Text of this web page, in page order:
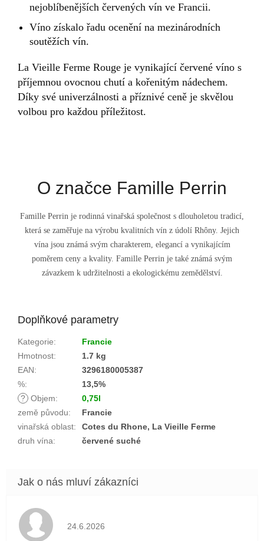
nejoblíbenějších červených vín ve Francii.
Víno získalo řadu ocenění na mezinárodních
soutěžích vín.
La Vieille Ferme Rouge je vynikající červené víno s
příjemnou ovocnou chutí a kořenitým nádechem.
Díky své univerzálnosti a příznivé ceně je skvělou
volbou pro každou příležitost.
O značce Famille Perrin
Famille Perrin je rodinná vinařská společnost s dlouholetou tradicí,
která se zaměřuje na výrobu kvalitních vín z údolí Rhôny. Jejich
vína jsou známá svým charakterem, elegancí a vynikajícím
poměrem ceny a kvality. Famille Perrin je také známá svým
závazkem k udržitelnosti a ekologickému zemědělství.
Doplňkové parametry
Kategorie:
Francie
Hmotnost:
1.7 kg
EAN:
3296180005387
%:
13,5%
? Objem:
0,75l
země původu:
Francie
vinařská oblast:
Cotes du Rhone, La Vieille Ferme
druh vína: červené suché
Hodnocení obchodu je 5 z 5 hvězdiček.
24.6.2026